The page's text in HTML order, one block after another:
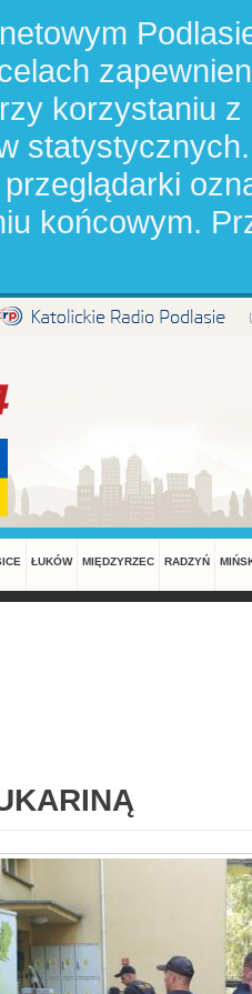
korzystaniu
końcowym.
ŁUKÓW MIĘDZYRZEC RADZYŃ